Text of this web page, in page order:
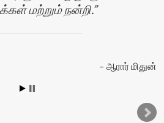
மற்றும் நன்றி.
ஆரார் மிதுன்